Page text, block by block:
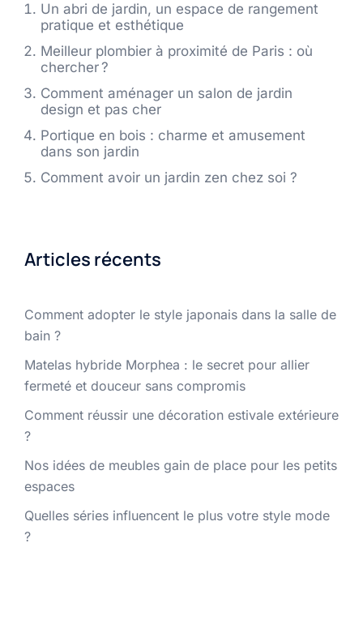
Un abri de jardin, un espace de rangement
pratique et esthétique
Meilleur plombier à proximité de Paris : où
chercher ?
Comment aménager un salon de jardin
design et pas cher
Portique en bois : charme et amusement
dans son jardin
Comment avoir un jardin zen chez soi ?
Articles récents
Comment adopter le style japonais dans la salle de
bain ?
Matelas hybride Morphea : le secret pour allier
fermeté et douceur sans compromis
Comment réussir une décoration estivale extérieure
?
Nos idées de meubles gain de place pour les petits
espaces
Quelles séries influencent le plus votre style mode
?